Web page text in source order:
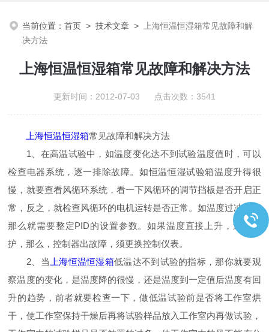
当前位置：首页 >技术文章 >
上海恒温恒湿箱常见故障和解
决方法
上海恒温恒湿箱常见故障和解决方法
更新时间：2012-07-03 点击次数：3541
上海恒温恒湿箱常见故障和解决方法
1、在高温试验中，如温度变化达不到试验温度值时，可以
检查电器系统，逐一排除故障。如恒温恒湿试验箱温度升得很
慢，就要查看风循环系统，看一下风循环的调节挡板是否开启正
常，反之，就检查风循环的电机运转是否正常。如温度过冲厉害
那么就需要整定PID的设置参数。如果温度直接上升，过温保
护，那么，控制器出故障，须更换控制仪表。
2、当 上海恒温恒湿箱低温达不到试验的指标，那你就要观
察温度的变化，是温度降的很慢，还是温度到一定值后温度有回
升的趋势，前者就要检查一下，做低温试验前是否将工作室烘
干，使工作室保持干燥后再将试验样品放入工作室内再做试验，